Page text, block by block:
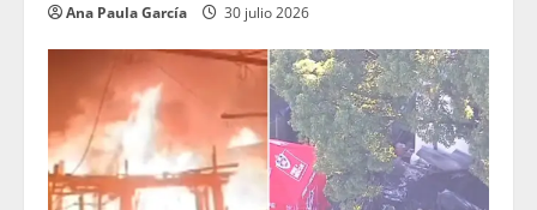
Ana Paula García 30 julio 2026